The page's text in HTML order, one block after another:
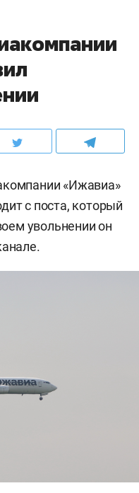
«Ижавиа»
с поста, который
увольнении он